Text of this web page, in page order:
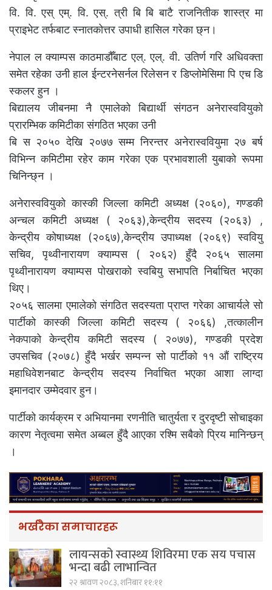
वि. वि. एस् एम्. वि. एस्. त्री बि बि बाटै राजनितीक शास्त्र मा
प्राइभेट तर्फबाट स्नातकोत्तर उपाधी हासिल गरेका छ्न।
नेपाल ल क्याम्पस काठमाडौँबाट एल्. एल्. वी. उतिर्ण गरि अधिवक्ता
समेत रहेका उनी हाल ईन्टरनेसर्नल रिलेसन र डिप्लोमेसिमा पि एच डि
स्कलर हुन ।
बिद्यालय जीबनमा नै एमालेको बिद्यार्थी संगठन अनेरास्ववियुको
प्रारम्भिक कमिटीका संगठित भएका उनी
बि स २०५० देखि २०७७ सम्म निरन्तर अनेरास्ववियुमा २७ बर्ष
विभिन्न कमिटीमा रहेर काम गरेका एक प्रभावशाली युबाको रूपमा
चिनिन्छ्न ।
अनेरास्ववियुको कास्की जिल्ला कमिटी अध्यक्ष (२०६०), गण्डकी
अन्चल कमिटी अध्यक्ष ( २०६३),केन्द्रीय सदस्य (२०६३) ,
केन्द्रीय कोषाध्यक्ष (२०६७),केन्द्रीय उपाध्यक्ष (२०६९) स्ववियु
सचिव, पृथ्वीनारायण क्याम्पस ( २०६२) हुँदै २०६५ सालमा
पृथ्वीनारायण क्याम्पस पोखराको स्वबियु सभापति निर्बाचित भएका
थिए।
२०५६ सालमा एमालेको संगठित सदस्यता प्राप्त गरेका आचार्यले सो
पार्टीको कास्की जिल्ला कमिटी सदस्य ( २०६६) ,तत्कालीन
नेकपाको केन्द्रीय कमिटी सदस्य ( २०७७), गण्डकी प्रदेश
उपसचिव (२०७८) हुँदै भर्खर सम्पन्न सो पार्टीको ११ औं राष्ट्रिय
महाधिवेशनबाट केन्द्रीय सदस्य निर्वाचित भएका आशा लाग्दा
इमानदार उम्मेदवार हुन।
पार्टीको कार्यक्रम र अभियानमा रणनीति चातुर्यता र दुरदृष्टी सोचाइका
कारण नेतृत्वमा समेत अब्बल हुँदै आएका रश्मि सबैको प्रिय मानिन्छन्
।
भर्खरैका समाचारहरू
लायन्सको स्वास्थ्य शिविरमा एक सय पचास
भन्दा बढी लाभान्वित
२२ श्रावण २०८३, शनिबार ११:११